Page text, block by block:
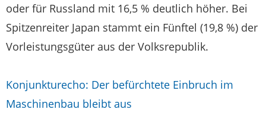
oder für Russland mit 16,5 % deutlich höher. Bei
Spitzenreiter Japan stammt ein Fünftel (19,8 %) der
Vorleistungsgüter aus der Volksrepublik.
Konjunkturecho: Der befürchtete Einbruch im
Maschinenbau bleibt aus